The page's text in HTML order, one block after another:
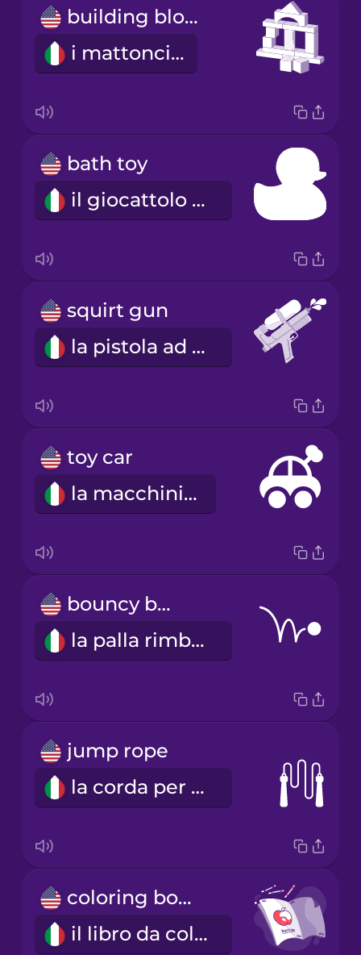
building blocks
i mattoncini
bath toy
il giocattolo per il bagnetto
squirt gun
la pistola ad acqua
toy car
la macchinina
bouncy ball
la palla rimbalzina
jump rope
la corda per saltare
coloring book
il libro da colorare